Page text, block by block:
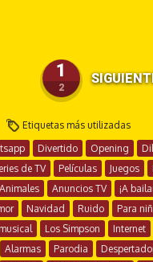
1
2
Etiquetas más utilizadas
Divertido Opening
de TV Películas Juegos
Animales Anuncios TV ¡A
Navidad Ruido Para
Los Simpson Internet
Alarmas Parodia